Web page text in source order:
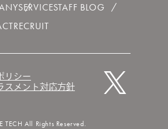
SERVICESTAFF BLOG
RECRUIT
リシー
スメント対応方針
All Rights Reserved.